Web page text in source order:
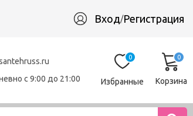
Вход/Регистрация
с 9:00 до 21:00
0
Избранные
0
Корзина